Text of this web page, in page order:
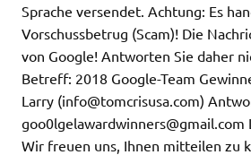
Sprache versendet. Achtung: Es
Vorschussbetrug (Scam)! Die
von Google! Antworten Sie daher
Betreff: 2018 Google-Team
Larry (info@tomcrisusa.com)
goo0lgelawardwinners@gmail.com
Wir freuen uns, Ihnen mitteilen zu